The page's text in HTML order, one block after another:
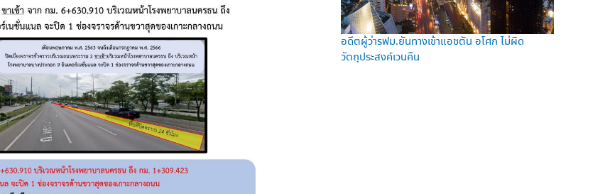
อดีตผู้ว่ารฟม.ยันทางเข้าแอชตัน อโศก ไม่ผิด
วัตถุประสงค์เวนคืน